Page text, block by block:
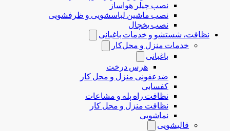
نصب چیلر هواساز
نصب ماشین لباسشویی و ظرفشویی
نصب یخچال
نظافت، شستشو و خدمات باغبانی
خدمات منزل و محل‌کار
باغبانی
هرس درخت
ضدعفونی منزل و محل کار
کفسابی
نظافت راه پله و مشاعات
نظافت منزل و محل کار
نماشویی
قالیشویی